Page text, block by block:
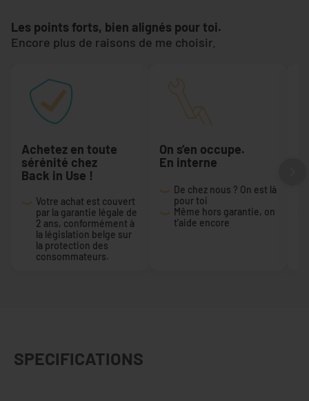
Les points forts, bien alignés pour toi.
Encore plus de raisons de me choisir.
Achetez en toute
sérénité chez
Back in Use !
Votre achat est couvert
par la garantie légale de
2 ans, conformément à
la législation belge sur
la protection des
consommateurs.
On s’en occupe.
En interne
De chez nous ? On est là
pour toi
Même hors garantie, on
t’aide encore
SPECIFICATIONS